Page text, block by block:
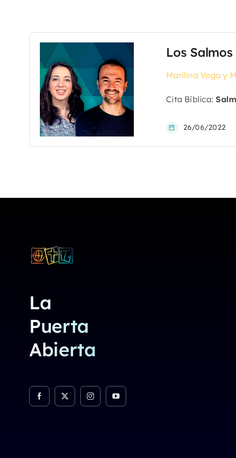
Los
Marilina Vega y
Cita Bíblica:
26/06/2022
La
Puerta
Abierta